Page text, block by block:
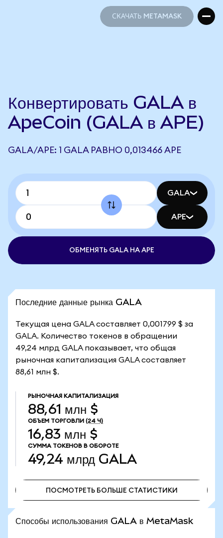
СКАЧАТЬ METAMASK
Конвертировать GALA в
ApeCoin (GALA в APE)
GALA/APE: 1 GALA РАВНО 0,013466 APE
GALA
APE
ОБМЕНЯТЬ GALA НА APE
Последние данные рынка GALA
Текущая цена GALA составляет 0,001799 $ за
GALA. Количество токенов в обращении
49,24 млрд GALA показывает, что общая
рыночная капитализация GALA составляет
88,61 млн $.
РЫНОЧНАЯ КАПИТАЛИЗАЦИЯ
88,61 млн $
ОБЪЕМ ТОРГОВЛИ (24 Ч)
16,83 млн $
СУММА ТОКЕНОВ В ОБОРОТЕ
49,24 млрд GALA
ПОСМОТРЕТЬ БОЛЬШЕ СТАТИСТИКИ
Способы использования GALA в MetaMask